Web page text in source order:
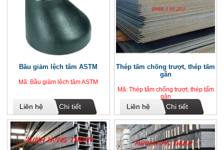
Bầu giảm lệch tâm ASTM
Mã: Bầu giảm lệch tâm ASTM
Liên hệ Chi tiết
Thép tấm chống trượt, thép tấm
gân
Mã: Thép tấm chống trượt, thép tấm
gân
Liên hệ Chi tiết